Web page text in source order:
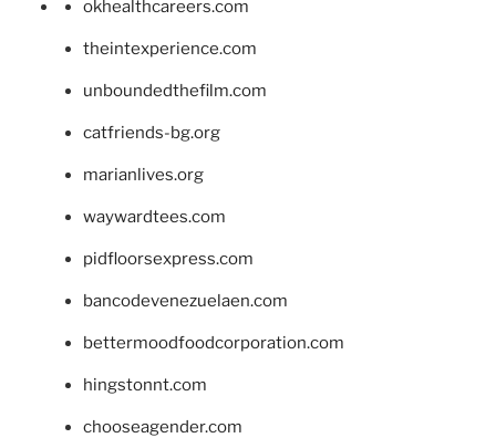
okhealthcareers.com
theintexperience.com
unboundedthefilm.com
catfriends-bg.org
marianlives.org
waywardtees.com
pidfloorsexpress.com
bancodevenezuelaen.com
bettermoodfoodcorporation.com
hingstonnt.com
chooseagender.com